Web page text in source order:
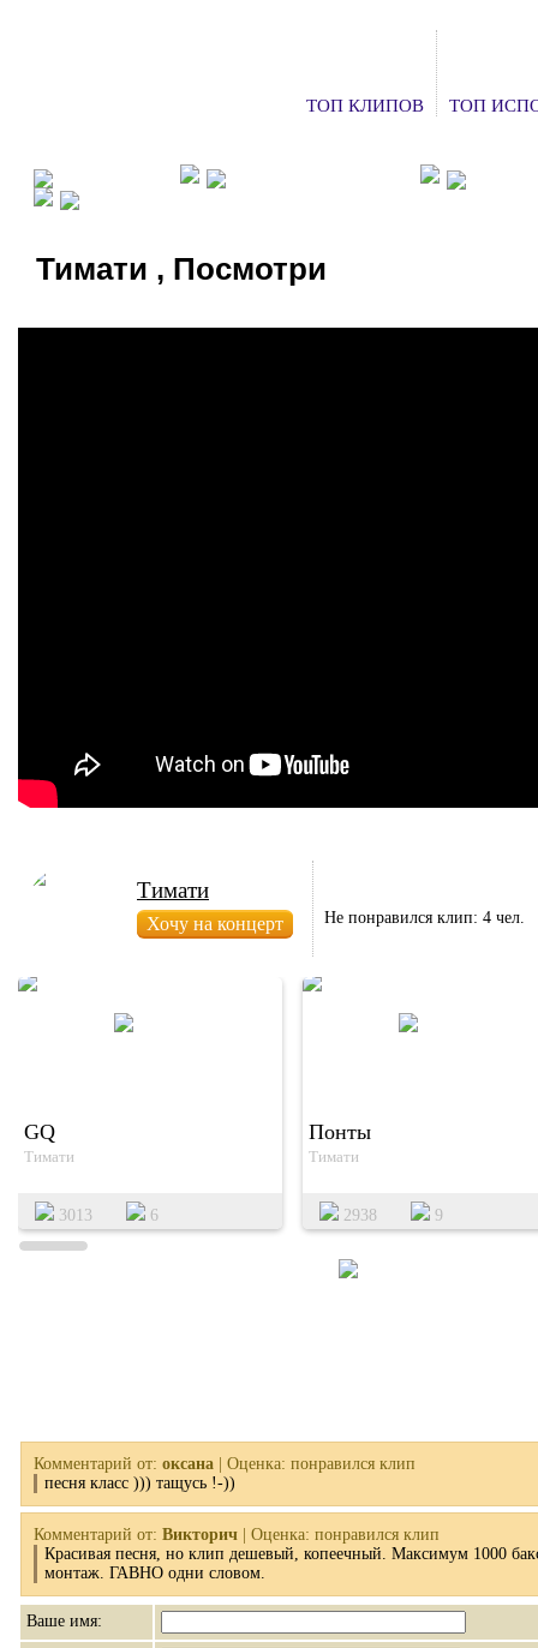
ТОП КЛИПОВ ТОП
Тимати , Посмотри
Тимати
Не понравился клип: 4 чел.
GQ
Тимати
3013 6
Понты
Тимати
2938 9
Комментарий от: оксана | Оценка: понравился клип
песня класс ))) тащусь !-))
Комментарий от: Викторич | Оценка: понравился клип
Красивая песня, но клип дешевый, копеечный. Максимум 1000
монтаж. ГАВНО одни словом.
Ваше имя: